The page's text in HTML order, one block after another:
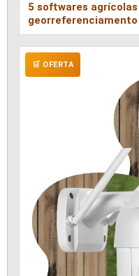
5 softwares
georreferenciamento
🛒 OFERTA